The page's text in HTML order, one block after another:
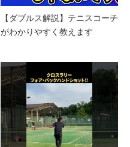
【ダブルス解説】テニスコーチ
がわかりやすく教えます